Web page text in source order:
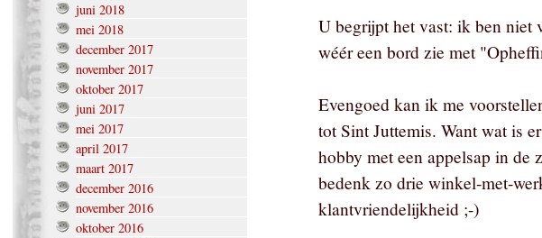
juni 2018
mei 2018
december 2017
november 2017
oktober 2017
juni 2017
mei 2017
april 2017
maart 2017
december 2016
november 2016
oktober 2016
U begrijpt het vast: ik ben niet
wéér een bord zie met
Evengoed kan ik me
tot Sint Juttemis. Want wat is
hobby met een appelsap in de
bedenk zo drie winkel-met-
klantvriendelijkheid ;-)